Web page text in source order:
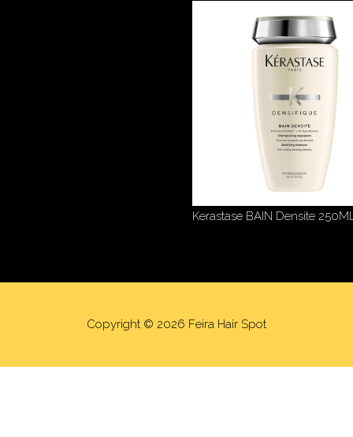
Kerastase BAIN Densite
Copyright © 2026 Feira Hair Spot